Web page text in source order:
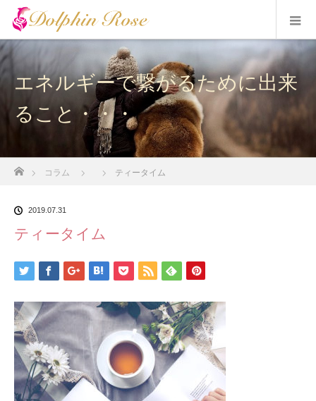
エネルギーで繋がるために出来
ること・・・
コラム ティータイム
2019.07.31
ティータイム